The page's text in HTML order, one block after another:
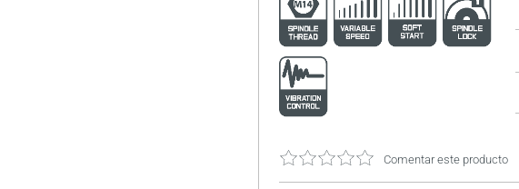
Comentar este producto